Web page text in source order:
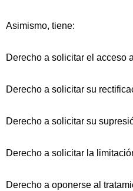
Asimismo, tiene:
Derecho a solicitar el acceso
Derecho a solicitar su
Derecho a solicitar su
Derecho a solicitar la
Derecho a oponerse al